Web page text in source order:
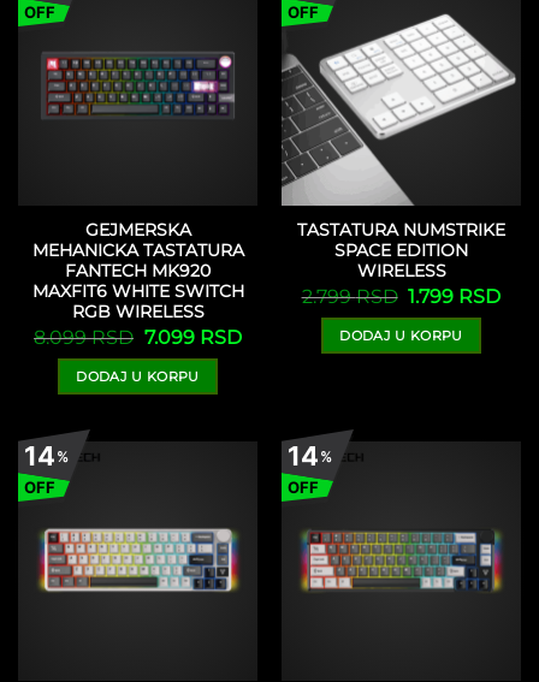
OFF
GEJMERSKA
MEHANICKA TASTATURA
FANTECH MK920
MAXFIT6 WHITE SWITCH
RGB WIRELESS
8.099RSD Originalna
cena
je
bila:
8.099 RSD.
7.099 RSDTrenutna
cena
DODAJ U KORPU
OFF
TASTATURA NUMSTRIKE
SPACE EDITION
WIRELESS
2.799RSD Originalna
cena
je
bila:
2.799 RSD.
1.799 RSD
DODAJ U KORPU
14%
OFF
14%
OFF